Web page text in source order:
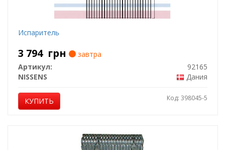
Испаритель
3 794 грн
завтра
Артикул:
92165
NISSENS
Дания
КУПИТЬ Код: 398045-5